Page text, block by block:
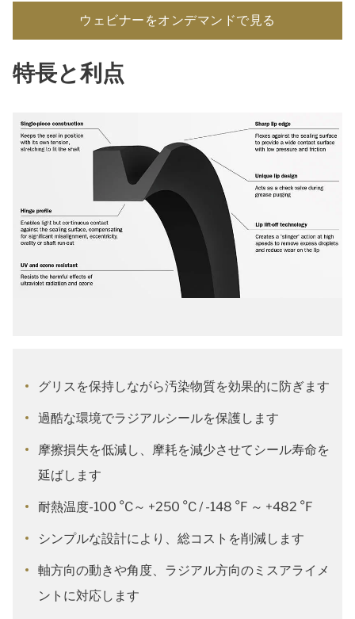
ウェビナーをオンデマンドで見る
特長と利点
グリスを保持しながら汚染物質を効果的に防ぎます
過酷な環境でラジアルシールを保護します
摩擦損失を低減し、摩耗を減少させてシール寿命を
延ばします
耐熱温度-100 °C～ +250 °C / -148 °F ～ +482 °F
シンプルな設計により、総コストを削減します
軸方向の動きや角度、ラジアル方向のミスアライメ
ントに対応します